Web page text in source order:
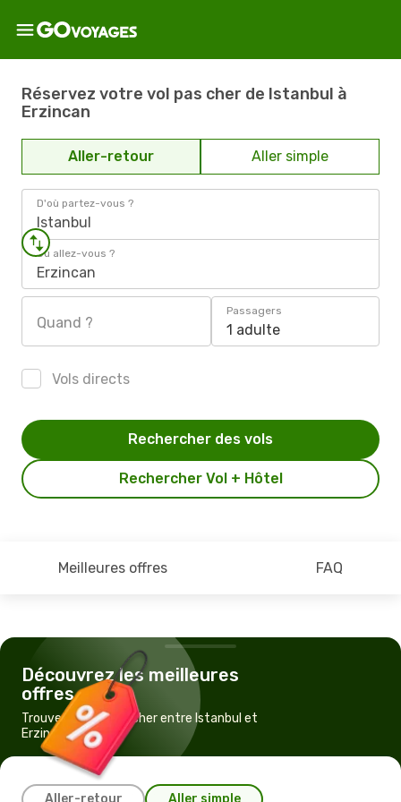
Réservez votre vol pas cher de Istanbul à
Erzincan
Aller-retour Aller simple
D'où partez-vous ?
Istanbul
Où allez-vous ?
Erzincan
Quand ?
Passagers
1 adulte
Vols directs
Rechercher Vol + Hôtel
Rechercher des vols
Meilleures offres FAQ
Découvrez les meilleures
offres
Trouvez un vol pas cher entre Istanbul et
Erzincan
Aller-retour Aller simple